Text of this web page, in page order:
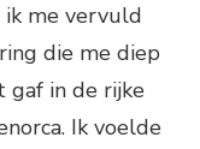
ik me vervuld
die me diep
gaf in de rijke
Ik voelde